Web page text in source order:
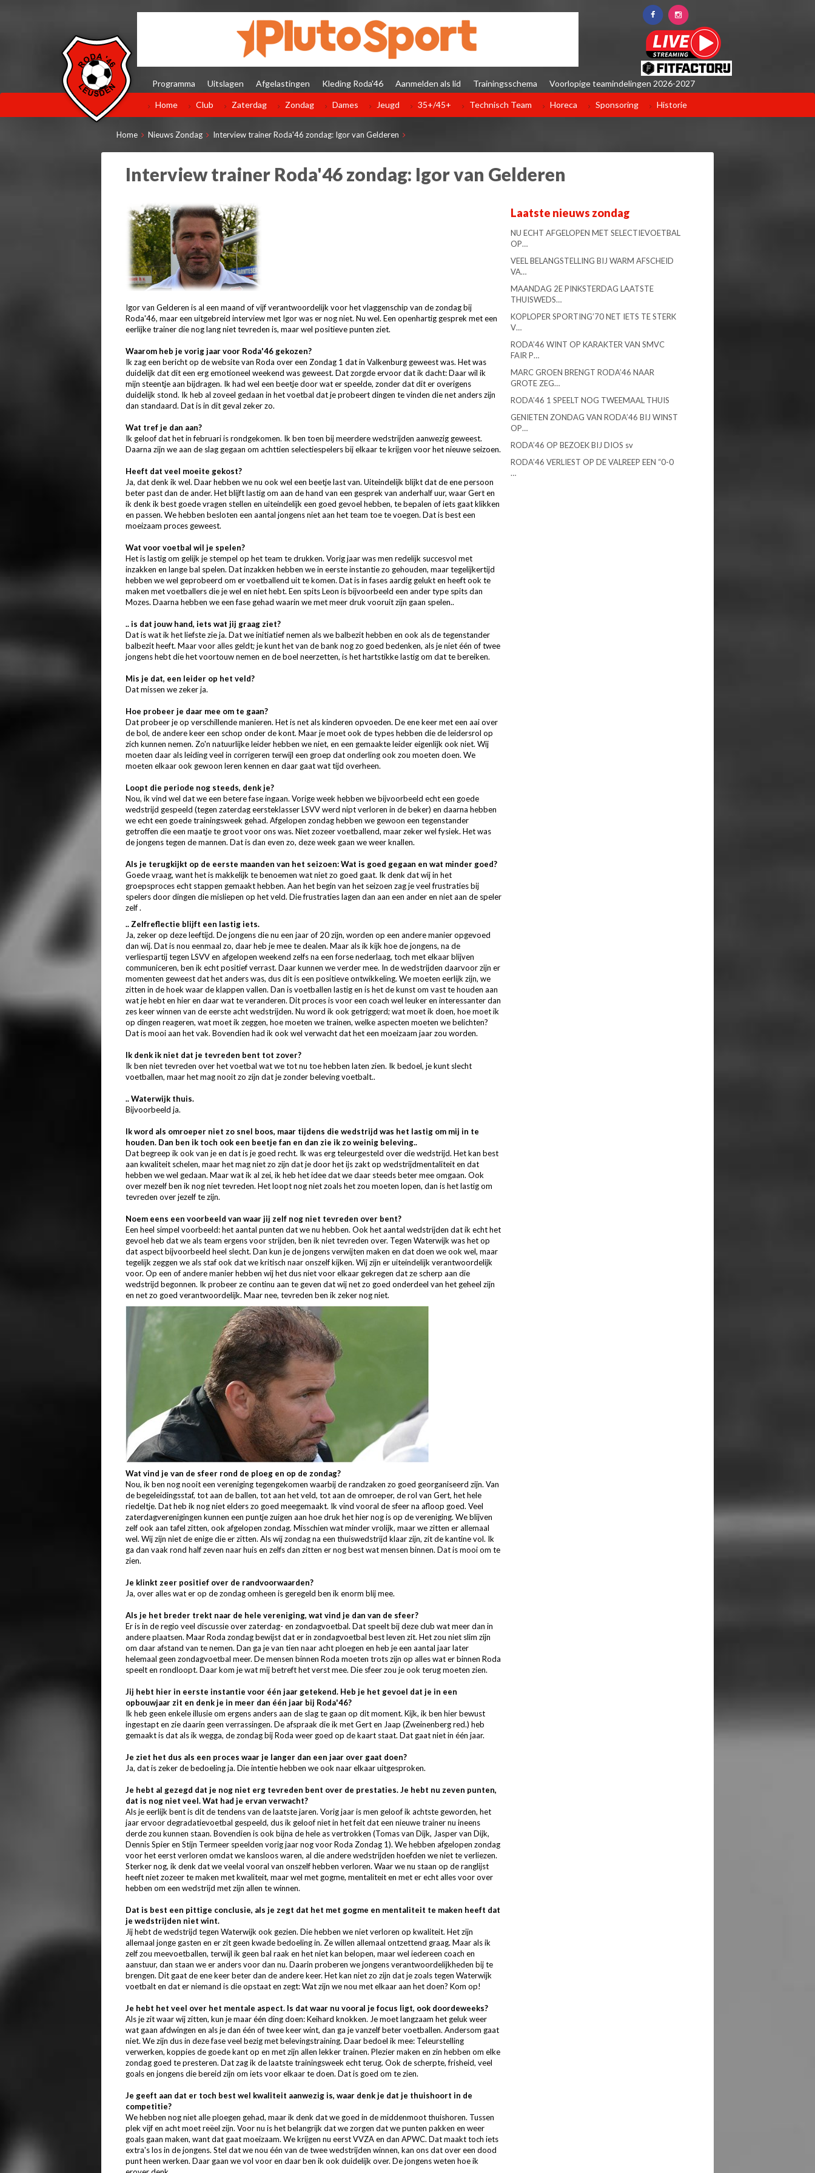
Programma Uitslagen Afgelastingen Kleding Roda'46 Aanmelden als lid Trainingsschema Voorlopige teamindelingen 2026-2027
Home Club Zaterdag Zondag Dames Jeugd 35+/45+ Technisch Team Horeca Sponsoring Historie
Home Nieuws Zondag Interview trainer Roda'46 zondag: Igor van Gelderen
Interview trainer Roda'46 zondag: Igor van Gelderen
Igor van Gelderen is al een maand of vijf verantwoordelijk voor het vlaggenschip van de zondag bij
Roda'46, maar een uitgebreid interview met Igor was er nog niet. Nu wel. Een openhartig gesprek met een
eerlijke trainer die nog lang niet tevreden is, maar wel positieve punten ziet.
Waarom heb je vorig jaar voor Roda'46 gekozen?
Ik zag een bericht op de website van Roda over een Zondag 1 dat in Valkenburg geweest was. Het was
duidelijk dat dit een erg emotioneel weekend was geweest. Dat zorgde ervoor dat ik dacht: Daar wil ik
mijn steentje aan bijdragen. Ik had wel een beetje door wat er speelde, zonder dat dit er overigens
duidelijk stond. Ik heb al zoveel gedaan in het voetbal dat je probeert dingen te vinden die net anders zijn
dan standaard. Dat is in dit geval zeker zo.
Wat tref je dan aan?
Ik geloof dat het in februari is rondgekomen. Ik ben toen bij meerdere wedstrijden aanwezig geweest.
Daarna zijn we aan de slag gegaan om achttien selectiespelers bij elkaar te krijgen voor het nieuwe seizoen.
Heeft dat veel moeite gekost?
Ja, dat denk ik wel. Daar hebben we nu ook wel een beetje last van. Uiteindelijk blijkt dat de ene persoon
beter past dan de ander. Het blijft lastig om aan de hand van een gesprek van anderhalf uur, waar Gert en
ik denk ik best goede vragen stellen en uiteindelijk een goed gevoel hebben, te bepalen of iets gaat klikken
en passen. We hebben besloten een aantal jongens niet aan het team toe te voegen. Dat is best een
moeizaam proces geweest.
Wat voor voetbal wil je spelen?
Het is lastig om gelijk je stempel op het team te drukken. Vorig jaar was men redelijk succesvol met
inzakken en lange bal spelen. Dat inzakken hebben we in eerste instantie zo gehouden, maar tegelijkertijd
hebben we wel geprobeerd om er voetballend uit te komen. Dat is in fases aardig gelukt en heeft ook te
maken met voetballers die je wel en niet hebt. Een spits Leon is bijvoorbeeld een ander type spits dan
Mozes. Daarna hebben we een fase gehad waarin we met meer druk vooruit zijn gaan spelen..
.. is dat jouw hand, iets wat jij graag ziet?
Dat is wat ik het liefste zie ja. Dat we initiatief nemen als we balbezit hebben en ook als de tegenstander
balbezit heeft. Maar voor alles geldt; je kunt het van de bank nog zo goed bedenken, als je niet één of twee
jongens hebt die het voortouw nemen en de boel neerzetten, is het hartstikke lastig om dat te bereiken.
Mis je dat, een leider op het veld?
Dat missen we zeker ja.
Hoe probeer je daar mee om te gaan?
Dat probeer je op verschillende manieren. Het is net als kinderen opvoeden. De ene keer met een aai over
de bol, de andere keer een schop onder de kont. Maar je moet ook de types hebben die de leidersrol op
zich kunnen nemen. Zo'n natuurlijke leider hebben we niet, en een gemaakte leider eigenlijk ook niet. Wij
moeten daar als leiding veel in corrigeren terwijl een groep dat onderling ook zou moeten doen. We
moeten elkaar ook gewoon leren kennen en daar gaat wat tijd overheen.
Loopt die periode nog steeds, denk je?
Nou, ik vind wel dat we een betere fase ingaan. Vorige week hebben we bijvoorbeeld echt een goede
wedstrijd gespeeld (tegen zaterdag eersteklasser LSVV werd nipt verloren in de beker) en daarna hebben
we echt een goede trainingsweek gehad. Afgelopen zondag hebben we gewoon een tegenstander
getroffen die een maatje te groot voor ons was. Niet zozeer voetballend, maar zeker wel fysiek. Het was
de jongens tegen de mannen. Dat is dan even zo, deze week gaan we weer knallen.
Als je terugkijkt op de eerste maanden van het seizoen: Wat is goed gegaan en wat minder goed?
Goede vraag, want het is makkelijk te benoemen wat niet zo goed gaat. Ik denk dat wij in het
groepsproces echt stappen gemaakt hebben. Aan het begin van het seizoen zag je veel frustraties bij
spelers door dingen die misliepen op het veld. Die frustraties lagen dan aan een ander en niet aan de speler
zelf .
.. Zelfreflectie blijft een lastig iets.
Ja, zeker op deze leeftijd. De jongens die nu een jaar of 20 zijn, worden op een andere manier opgevoed
dan wij. Dat is nou eenmaal zo, daar heb je mee te dealen. Maar als ik kijk hoe de jongens, na de
verliespartij tegen LSVV en afgelopen weekend zelfs na een forse nederlaag, toch met elkaar blijven
communiceren, ben ik echt positief verrast. Daar kunnen we verder mee. In de wedstrijden daarvoor zijn er
momenten geweest dat het anders was, dus dit is een positieve ontwikkeling. We moeten eerlijk zijn, we
zitten in de hoek waar de klappen vallen. Dan is voetballen lastig en is het de kunst om vast te houden aan
wat je hebt en hier en daar wat te veranderen. Dit proces is voor een coach wel leuker en interessanter dan
zes keer winnen van de eerste acht wedstrijden. Nu word ik ook getriggerd; wat moet ik doen, hoe moet ik
op dingen reageren, wat moet ik zeggen, hoe moeten we trainen, welke aspecten moeten we belichten?
Dat is mooi aan het vak. Bovendien had ik ook wel verwacht dat het een moeizaam jaar zou worden.
Ik denk ik niet dat je tevreden bent tot zover?
Ik ben niet tevreden over het voetbal wat we tot nu toe hebben laten zien. Ik bedoel, je kunt slecht
voetballen, maar het mag nooit zo zijn dat je zonder beleving voetbalt..
.. Waterwijk thuis.
Bijvoorbeeld ja.
Ik word als omroeper niet zo snel boos, maar tijdens die wedstrijd was het lastig om mij in te
houden. Dan ben ik toch ook een beetje fan en dan zie ik zo weinig beleving..
Dat begreep ik ook van je en dat is je goed recht. Ik was erg teleurgesteld over die wedstrijd. Het kan best
aan kwaliteit schelen, maar het mag niet zo zijn dat je door het ijs zakt op wedstrijdmentaliteit en dat
hebben we wel gedaan. Maar wat ik al zei, ik heb het idee dat we daar steeds beter mee omgaan. Ook
over mezelf ben ik nog niet tevreden. Het loopt nog niet zoals het zou moeten lopen, dan is het lastig om
tevreden over jezelf te zijn.
Noem eens een voorbeeld van waar jij zelf nog niet tevreden over bent?
Een heel simpel voorbeeld: het aantal punten dat we nu hebben. Ook het aantal wedstrijden dat ik echt het
gevoel heb dat we als team ergens voor strijden, ben ik niet tevreden over. Tegen Waterwijk was het op
dat aspect bijvoorbeeld heel slecht. Dan kun je de jongens verwijten maken en dat doen we ook wel, maar
tegelijk zeggen we als staf ook dat we kritisch naar onszelf kijken. Wij zijn er uiteindelijk verantwoordelijk
voor. Op een of andere manier hebben wij het dus niet voor elkaar gekregen dat ze scherp aan die
wedstrijd begonnen. Ik probeer ze continu aan te geven dat wij net zo goed onderdeel van het geheel zijn
en net zo goed verantwoordelijk. Maar nee, tevreden ben ik zeker nog niet.
Wat vind je van de sfeer rond de ploeg en op de zondag?
Nou, ik ben nog nooit een vereniging tegengekomen waarbij de randzaken zo goed georganiseerd zijn. Van
de begeleidingsstaf, tot aan de ballen, tot aan het veld, tot aan de omroeper, de rol van Gert, het hele
riedeltje. Dat heb ik nog niet elders zo goed meegemaakt. Ik vind vooral de sfeer na afloop goed. Veel
zaterdagverenigingen kunnen een puntje zuigen aan hoe druk het hier nog is op de vereniging. We blijven
zelf ook aan tafel zitten, ook afgelopen zondag. Misschien wat minder vrolijk, maar we zitten er allemaal
wel. Wij zijn niet de enige die er zitten. Als wij zondag na een thuiswedstrijd klaar zijn, zit de kantine vol. Ik
ga dan vaak rond half zeven naar huis en zelfs dan zitten er nog best wat mensen binnen. Dat is mooi om te
zien.
Je klinkt zeer positief over de randvoorwaarden?
Ja, over alles wat er op de zondag omheen is geregeld ben ik enorm blij mee.
Als je het breder trekt naar de hele vereniging, wat vind je dan van de sfeer?
Er is in de regio veel discussie over zaterdag- en zondagvoetbal. Dat speelt bij deze club wat meer dan in
andere plaatsen. Maar Roda zondag bewijst dat er in zondagvoetbal best leven zit. Het zou niet slim zijn
om daar afstand van te nemen. Dan ga je van tien naar acht ploegen en heb je een aantal jaar later
helemaal geen zondagvoetbal meer. De mensen binnen Roda moeten trots zijn op alles wat er binnen Roda
speelt en rondloopt. Daar kom je wat mij betreft het verst mee. Die sfeer zou je ook terug moeten zien.
Jij hebt hier in eerste instantie voor één jaar getekend. Heb je het gevoel dat je in een
opbouwjaar zit en denk je in meer dan één jaar bij Roda'46?
Ik heb geen enkele illusie om ergens anders aan de slag te gaan op dit moment. Kijk, ik ben hier bewust
ingestapt en zie daarin geen verrassingen. De afspraak die ik met Gert en Jaap (Zweinenberg red.) heb
gemaakt is dat als ik wegga, de zondag bij Roda weer goed op de kaart staat. Dat gaat niet in één jaar.
Je ziet het dus als een proces waar je langer dan een jaar over gaat doen?
Ja, dat is zeker de bedoeling ja. Die intentie hebben we ook naar elkaar uitgesproken.
Je hebt al gezegd dat je nog niet erg tevreden bent over de prestaties. Je hebt nu zeven punten,
dat is nog niet veel. Wat had je ervan verwacht?
Als je eerlijk bent is dit de tendens van de laatste jaren. Vorig jaar is men geloof ik achtste geworden, het
jaar ervoor degradatievoetbal gespeeld, dus ik geloof niet in het feit dat een nieuwe trainer nu ineens
derde zou kunnen staan. Bovendien is ook bijna de hele as vertrokken (Tomas van Dijk, Jasper van Dijk,
Dennis Spier en Stijn Termeer speelden vorig jaar nog voor Roda Zondag 1). We hebben afgelopen zondag
voor het eerst verloren omdat we kansloos waren, al die andere wedstrijden hoefden we niet te verliezen.
Sterker nog, ik denk dat we veelal vooral van onszelf hebben verloren. Waar we nu staan op de ranglijst
heeft niet zozeer te maken met kwaliteit, maar wel met gogme, mentaliteit en met er echt alles voor over
hebben om een wedstrijd met zijn allen te winnen.
Dat is best een pittige conclusie, als je zegt dat het met gogme en mentaliteit te maken heeft dat
je wedstrijden niet wint.
Jij hebt de wedstrijd tegen Waterwijk ook gezien. Die hebben we niet verloren op kwaliteit. Het zijn
allemaal jonge gasten en er zit geen kwade bedoeling in. Ze willen allemaal ontzettend graag. Maar als ik
zelf zou meevoetballen, terwijl ik geen bal raak en het niet kan belopen, maar wel iedereen coach en
aanstuur, dan staan we er anders voor dan nu. Daarin proberen we jongens verantwoordelijkheden bij te
brengen. Dit gaat de ene keer beter dan de andere keer. Het kan niet zo zijn dat je zoals tegen Waterwijk
voetbalt en dat er niemand is die opstaat en zegt: Wat zijn we nou met elkaar aan het doen? Kom op!
Je hebt het veel over het mentale aspect. Is dat waar nu vooral je focus ligt, ook doordeweeks?
Als je zit waar wij zitten, kun je maar één ding doen: Keihard knokken. Je moet langzaam het geluk weer
wat gaan afdwingen en als je dan één of twee keer wint, dan ga je vanzelf beter voetballen. Andersom gaat
niet. We zijn dus in deze fase veel bezig met belevingstraining. Daar bedoel ik mee: Teleurstelling
verwerken, koppies de goede kant op en met zijn allen lekker trainen. Plezier maken en zin hebben om elke
zondag goed te presteren. Dat zag ik de laatste trainingsweek echt terug. Ook de scherpte, frisheid, veel
goals en jongens die bereid zijn om iets voor elkaar te doen. Dat is goed om te zien.
Je geeft aan dat er toch best wel kwaliteit aanwezig is, waar denk je dat je thuishoort in de
competitie?
We hebben nog niet alle ploegen gehad, maar ik denk dat we goed in de middenmoot thuishoren. Tussen
plek vijf en acht moet reëel zijn. Voor nu is het belangrijk dat we zorgen dat we punten pakken en weer
goals gaan maken, want dat gaat moeizaam. We krijgen nu eerst VVZA en dan APWC. Dat maakt toch iets
extra's los in de jongens. Stel dat we nou één van de twee wedstrijden winnen, kan ons dat over een dood
punt heen werken. Daar gaan we vol voor en daar ben ik ook duidelijk over. De jongens weten hoe ik
Laatste nieuws zondag
NU ECHT AFGELOPEN MET SELECTIEVOETBAL
OP…
VEEL BELANGSTELLING BIJ WARM AFSCHEID
VA…
MAANDAG 2E PINKSTERDAG LAATSTE
THUISWEDS…
KOPLOPER SPORTING’70 NET IETS TE STERK
V…
RODA’46 WINT OP KARAKTER VAN SMVC
FAIR P…
MARC GROEN BRENGT RODA’46 NAAR
GROTE ZEG…
RODA’46 1 SPEELT NOG TWEEMAAL THUIS
GENIETEN ZONDAG VAN RODA’46 BIJ WINST
OP…
RODA’46 OP BEZOEK BIJ DIOS sv
RODA’46 VERLIEST OP DE VALREEP EEN “0-0
…